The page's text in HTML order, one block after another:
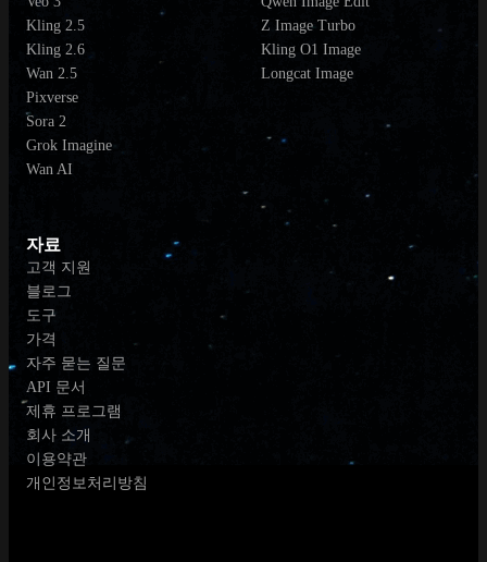
Kling 2.5
Kling 2.6
Wan 2.5
Pixverse
Sora 2
Grok Imagine
Wan AI
Z Image Turbo
Kling O1 Image
Longcat Image
자료
고객 지원
블로그
도구
가격
자주 묻는 질문
API 문서
제휴 프로그램
회사 소개
이용약관
개인정보처리방침